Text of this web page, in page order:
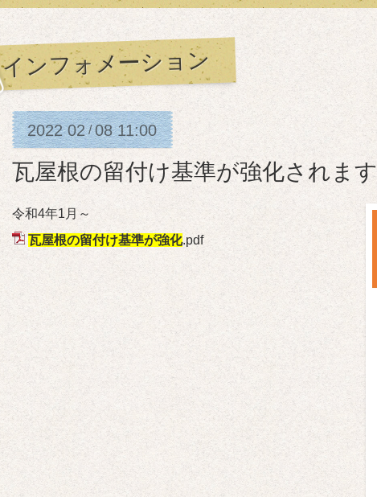
インフォメーション
2022 02/08 11:00
瓦屋根の留付け基準が強化されます
令和4年1月～
瓦屋根の留付け基準が強化.pdf